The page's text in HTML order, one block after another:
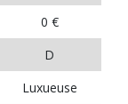
0 €
D
Luxueuse